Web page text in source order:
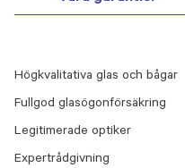
Högkvalitativa glas och bågar
Fullgod glasögonförsäkring
Legitimerade optiker
Expertrådgivning